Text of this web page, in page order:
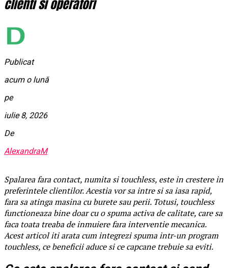
clienti si operatori
Publicat
acum o lună
pe
iulie 8, 2026
De
AlexandraM
Spalarea fara contact, numita si touchless, este in crestere in
preferintele clientilor. Acestia vor sa intre si sa iasa rapid,
fara sa atinga masina cu burete sau perii. Totusi, touchless
functioneaza bine doar cu o spuma activa de calitate, care sa
faca toata treaba de inmuiere fara interventie mecanica.
Acest articol iti arata cum integrezi spuma intr-un program
touchless, ce beneficii aduce si ce capcane trebuie sa eviti.